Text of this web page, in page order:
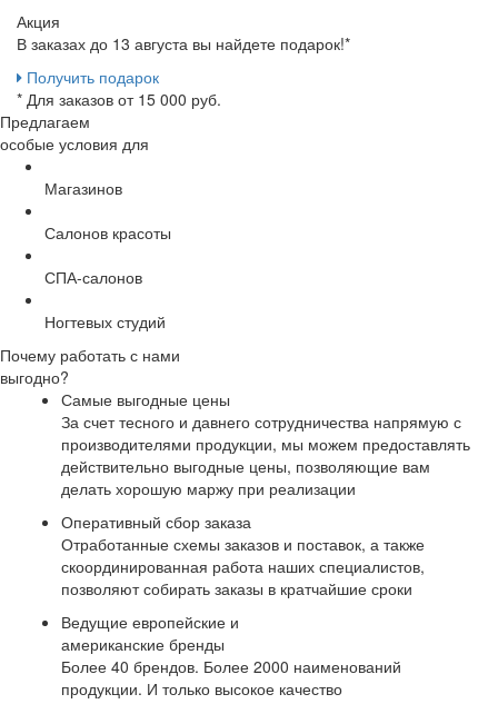
Акция
В заказах до 13 августа вы найдете подарок!*
Получить подарок
* Для заказов от 15 000 руб.
Предлагаем
особые условия для
Магазинов
Салонов красоты
СПА-салонов
Ногтевых студий
Почему работать с нами
выгодно?
Самые выгодные цены
За счет тесного и давнего сотрудничества напрямую с
производителями продукции, мы можем предоставлять
действительно выгодные цены, позволяющие вам
делать хорошую маржу при реализации
Оперативный сбор заказа
Отработанные схемы заказов и поставок, а также
скоординированная работа наших специалистов,
позволяют собирать заказы в кратчайшие сроки
Ведущие европейские и
американские бренды
Более 40 брендов. Более 2000 наименований
продукции. И только высокое качество